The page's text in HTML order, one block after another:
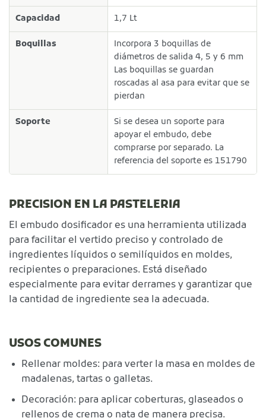
Capacidad 1,7 Lt
Boquillas
Incorpora 3 boquillas de
diámetros de salida 4, 5 y 6 mm
Las boquillas se guardan
roscadas al asa para evitar que se
pierdan
Soporte
Si se desea un soporte para
apoyar el embudo, debe
comprarse por separado. La
referencia del soporte es 151790
PRECISION EN LA PASTELERIA
El embudo dosificador es una herramienta utilizada
para facilitar el vertido preciso y controlado de
ingredientes líquidos o semilíquidos en moldes,
recipientes o preparaciones. Está diseñado
especialmente para evitar derrames y garantizar que
la cantidad de ingrediente sea la adecuada.
USOS COMUNES
Rellenar moldes: para verter la masa en moldes de
madalenas, tartas o galletas.
Decoración: para aplicar coberturas, glaseados o
rellenos de crema o nata de manera precisa.